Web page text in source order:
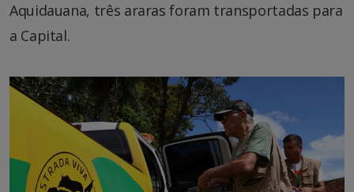
Aquidauana, três araras foram transportadas para
a Capital.